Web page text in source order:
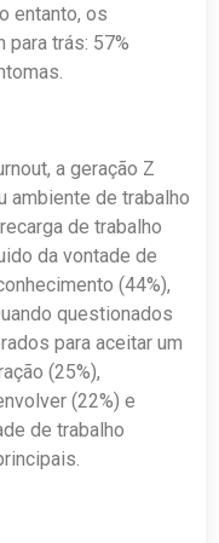
entanto, os
trás: 57%
a geração Z
ambiente de trabalho
de trabalho
da vontade de
(44%),
questionados
para aceitar um
(25%),
(22%) e
de trabalho